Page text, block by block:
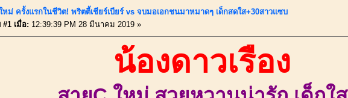
หม่ ครั้งแรกในชีวิต! พริตตี้เชียร์เบียร์ vs จบมอเอกชนมาหมาดๆ เด็กสดใส+30สาวแซบ
#1 เมื่อ: 12:39:39 PM 28 มีนาคม 2019 »
น้องดาวเรือง